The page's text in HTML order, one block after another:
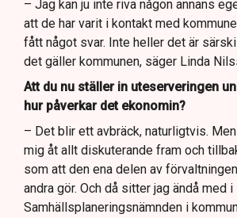
– Jag kan ju inte riva någon annans
att de har varit i kontakt med
fått något svar. Inte heller det är
det gäller kommunen, säger Linda
Att du nu ställer in uteserveringen
hur påverkar det ekonomin?
– Det blir ett avbräck, naturligtvis.
mig åt allt diskuterande fram och
som att den ena delen av
andra gör. Och då sitter jag ändå med i
Samhällsplaneringsnämnden i